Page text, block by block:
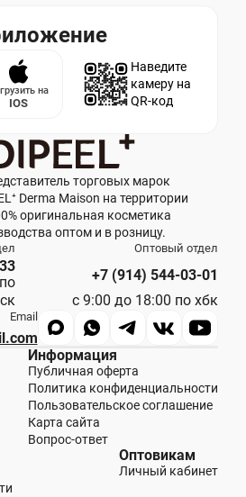
на
IOS
Наведите
камеру на
QR-код
торговых марок
Derma Maison на территории
оригинальная косметика
оптом и в розницу.
Оптовый отдел
+7 (914) 544-03-01
с 9:00 до 18:00 по хбк
Email
Информация
Публичная оферта
Политика конфиденциальности
Пользовательское соглашение
Карта сайта
Вопрос-ответ
Оптовикам
Личный кабинет